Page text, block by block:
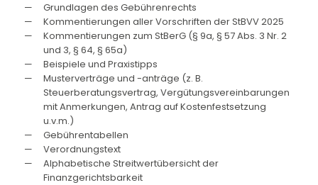
Grundlagen des Gebührenrechts
Kommentierungen aller Vorschriften der StBVV 2025
Kommentierungen zum StBerG (§ 9a, § 57 Abs. 3 Nr. 2
und 3, § 64, § 65a)
Beispiele und Praxistipps
Musterverträge und -anträge (z. B.
Steuerberatungsvertrag, Vergütungsvereinbarungen
mit Anmerkungen, Antrag auf Kostenfestsetzung
u.v.m.)
Gebührentabellen
Verordnungstext
Alphabetische Streitwertübersicht der
Finanzgerichtsbarkeit